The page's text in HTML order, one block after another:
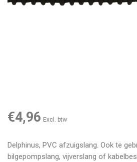
€4,96 Excl. btw
Delphinus, PVC afzuigslang. Ook te
bilgepompslang, vijverslang of